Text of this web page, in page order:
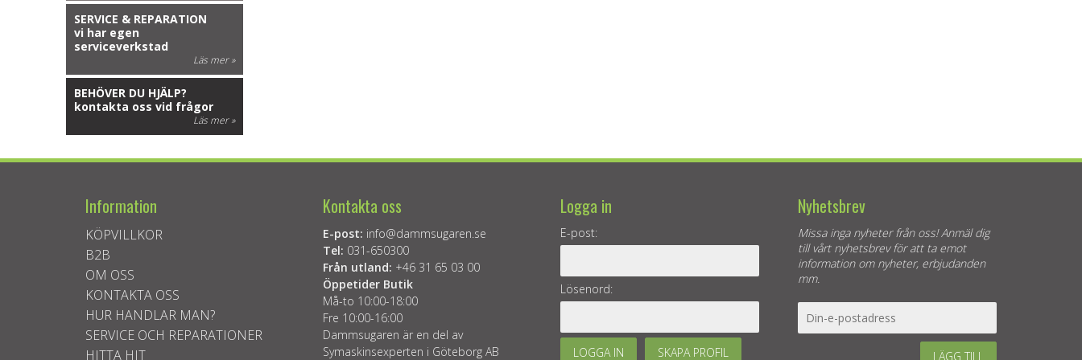
SERVICE & REPARATION
vi har egen
serviceverkstad
Läs mer »
BEHÖVER DU HJÄLP?
kontakta oss vid frågor
Läs mer »
Information
KÖPVILLKOR
B2B
OM OSS
KONTAKTA OSS
HUR HANDLAR MAN?
SERVICE OCH REPARATIONER
HITTA HIT
Kontakta oss
E-post: info@dammsugaren.se
Tel: 031-650300
Från utland: +46 31 65 03 00
Öppetider Butik
Må-to 10:00-18:00
Fre 10:00-16:00
Dammsugaren är en del av
Symaskinsexperten i Göteborg AB
Logga in
E-post:
Lösenord:
LOGGA IN SKAPA PROFIL
Nyhetsbrev
Missa inga nyheter från oss! Anmäl dig
till vårt nyhetsbrev för att ta emot
information om nyheter, erbjudanden
mm.
LÄGG TILL